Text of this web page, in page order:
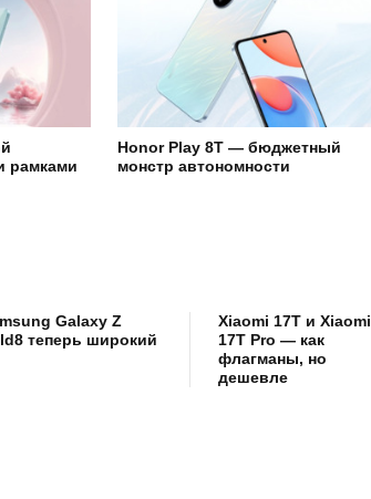
рамками
Honor Play 8T — бюджетный
монстр автономности
Galaxy Z
теперь широкий
Xiaomi 17T и Xiaomi
17T Pro — как
флагманы, но
дешевле